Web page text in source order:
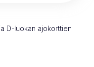
D-luokan ajokorttien